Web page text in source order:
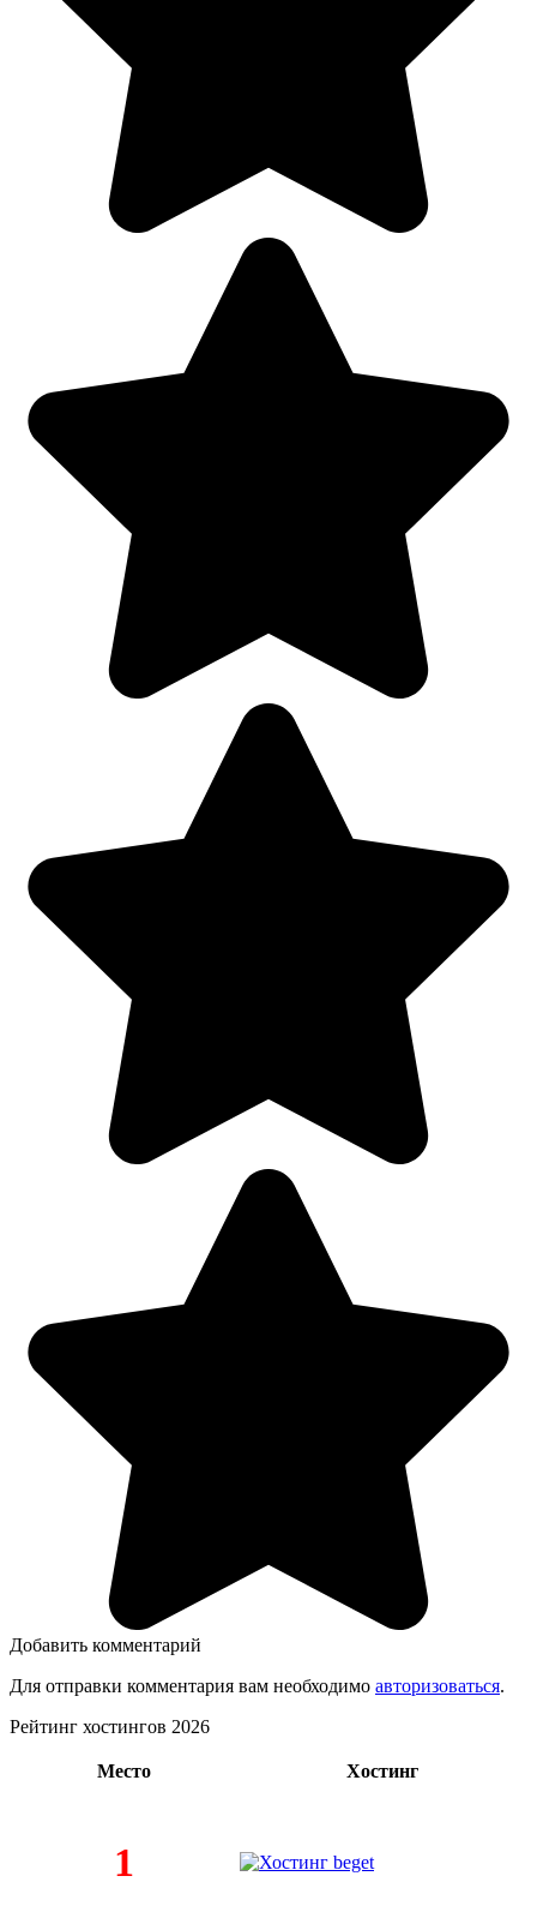
Добавить комментарий
Для отправки комментария вам необходимо авторизоваться.
Рейтинг хостингов 2026
Место Хостинг
1